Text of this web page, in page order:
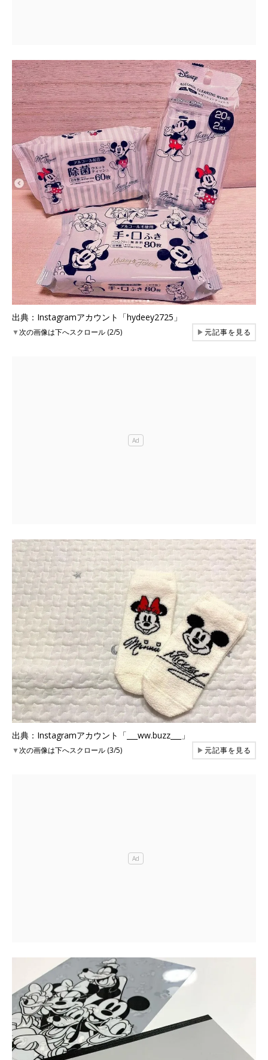
出典：Instagramアカウント「hydeey2725」
▼次の画像は下へスクロール (2/5) ▶元記事を見る
出典：Instagramアカウント「___ww.buzz___」
▼次の画像は下へスクロール (3/5) ▶元記事を見る